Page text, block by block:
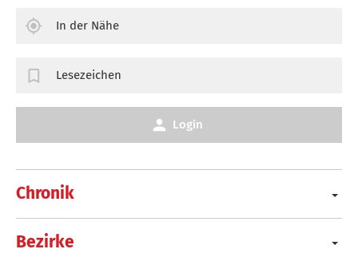
Chronik
Bezirke
In der Nähe
Lesezeichen
Login